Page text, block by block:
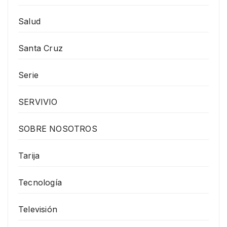
Salud
Santa Cruz
Serie
SERVIVIO
SOBRE NOSOTROS
Tarija
Tecnología
Televisión